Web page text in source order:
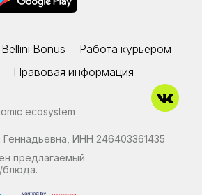
Bellini Bonus
Работа курьером
Правовая информация
ecosystem
ИНН 246403361435
предлагаемый
блюда.